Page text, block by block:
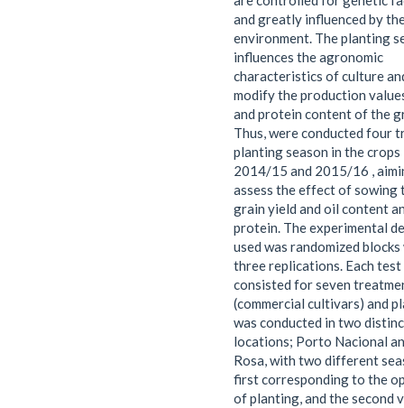
and greatly influenced by
environment. The planting
influences the agronomic
characteristics of culture
modify the production
and protein content of the
Thus, were conducted four
planting season in the crops
2014/15 and 2015/16 ,
assess the effect of sowing
grain yield and oil content
protein. The experimental
used was randomized
three replications. Each test
consisted for seven
(commercial cultivars) and
was conducted in two
locations; Porto Nacional
Rosa, with two different
first corresponding to the
of planting, and the second